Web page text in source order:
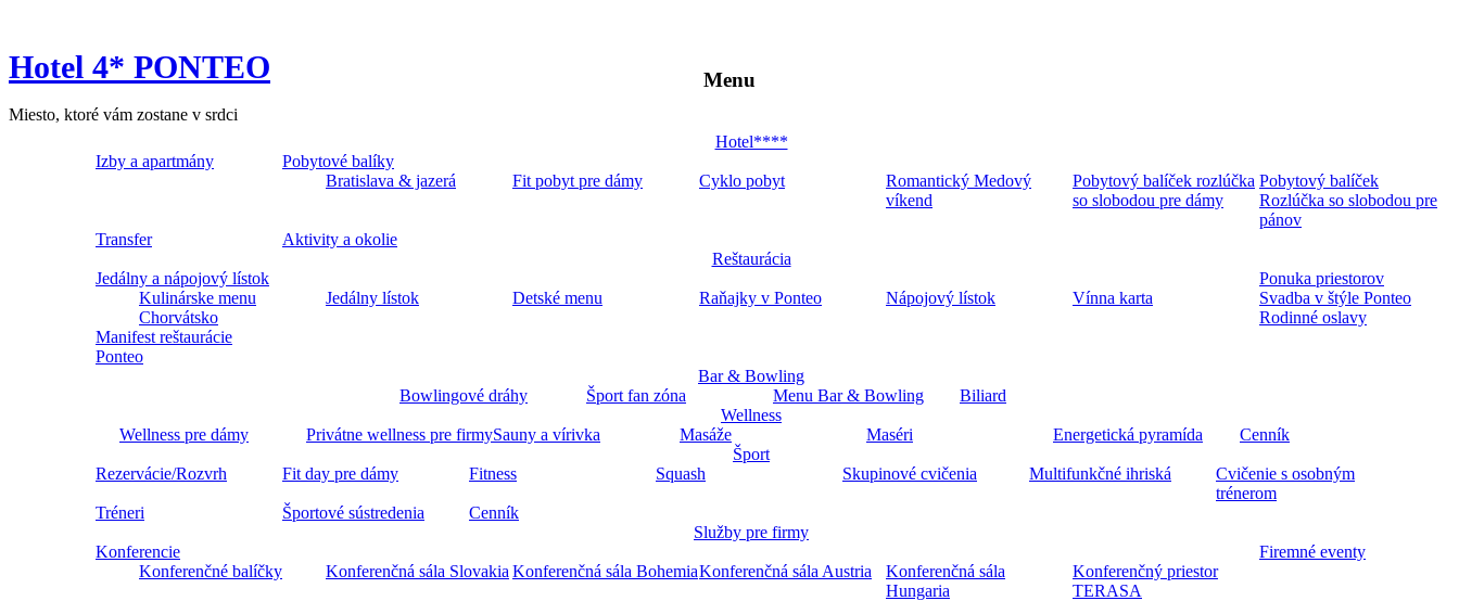
Hotel 4* PONTEO
Miesto, ktoré vám zostane v srdci
Menu
Hotel****
Izby a apartmány
Pobytové balíky
Bratislava & jazerá
Fit pobyt pre dámy Cyklo pobyt
Romantický Medový
víkend
Pobytový balíček rozlúčka
so slobodou pre dámy
Pobytový balíček
Rozlúčka so slobodou pre
pánov
Transfer
Aktivity a okolie
Reštaurácia
Jedálny a nápojový lístok
Kulinárske menu
Chorvátsko
Jedálny lístok Detské menu Raňajky v Ponteo Nápojový lístok Vínna karta
Ponuka priestorov
Svadba v štýle Ponteo
Rodinné oslavy
Manifest reštaurácie
Ponteo
Bar & Bowling
Bowlingové dráhy
Šport fan zóna Menu Bar & Bowling
Biliard
Wellness
Wellness pre dámy
Privátne wellness pre firmySauny a vírivka Masáže Maséri Energetická pyramída
Cenník
Šport
Rezervácie/Rozvrh
Fit day pre dámy Fitness Squash Skupinové cvičenia Multifunkčné ihriská
Cvičenie s osobným
trénerom
Tréneri
Športové sústredenia
Cenník
Služby pre firmy
Konferencie
Konferenčné balíčky
Konferenčná sála Slovakia Konferenčná sála BohemiaKonferenčná sála Austria
Konferenčná sála
Hungaria
Konferenčný priestor
TERASA
Firemné eventy